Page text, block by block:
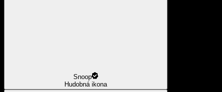
Snoop
Hudobná ikona